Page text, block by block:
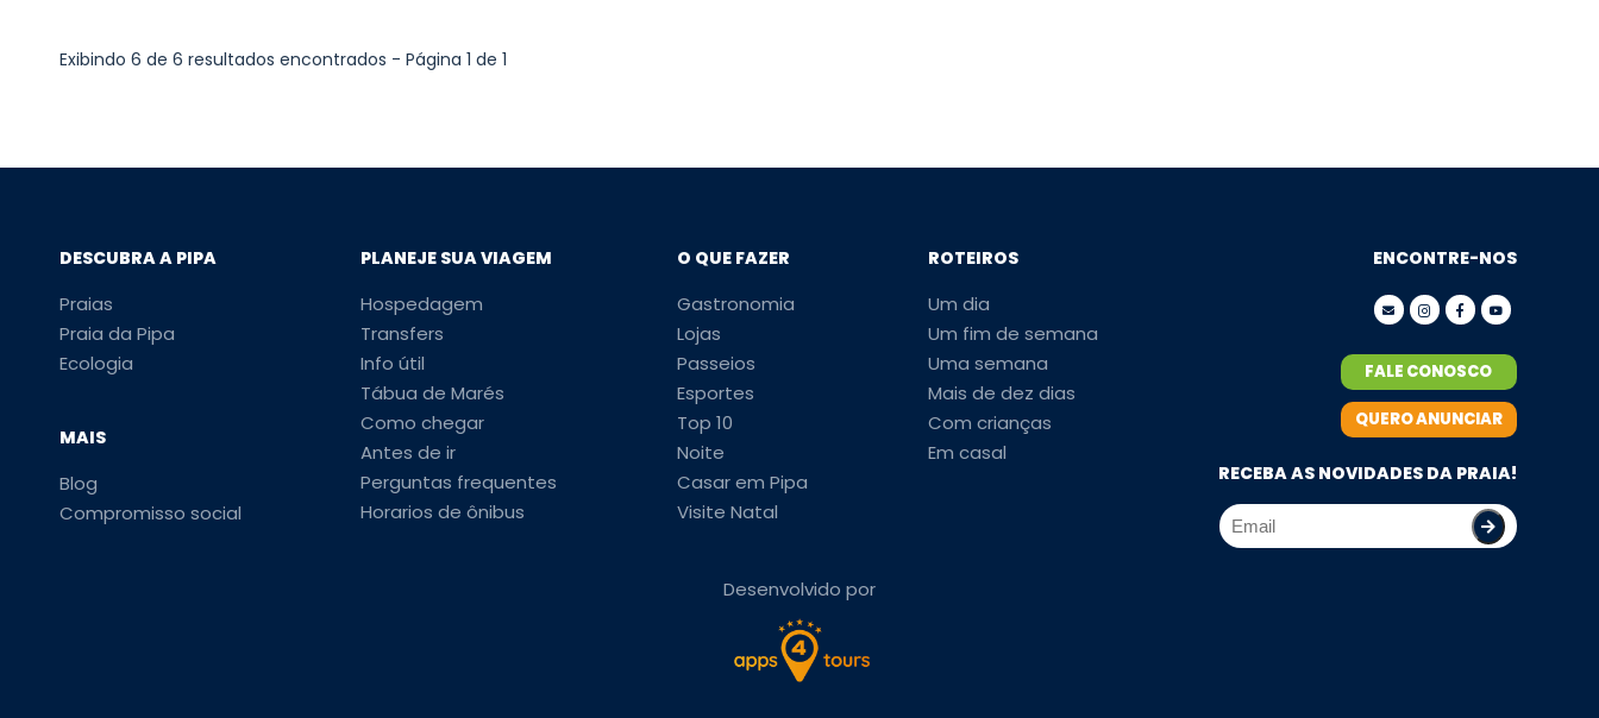
Exibindo 6 de 6 resultados encontrados - Página 1 de 1
DESCUBRA A PIPA
Praias
Praia da Pipa
Ecologia
MAIS
Blog
Compromisso social
PLANEJE SUA VIAGEM
Hospedagem
Transfers
Info útil
Tábua de Marés
Como chegar
Antes de ir
Perguntas frequentes
Horarios de ônibus
O QUE FAZER
Gastronomia
Lojas
Passeios
Esportes
Top 10
Noite
Casar em Pipa
Visite Natal
ROTEIROS
Um dia
Um fim de semana
Uma semana
Mais de dez dias
Com crianças
Em casal
ENCONTRE-NOS
FALE CONOSCO
QUERO ANUNCIAR
RECEBA AS NOVIDADES DA PRAIA!
Desenvolvido por